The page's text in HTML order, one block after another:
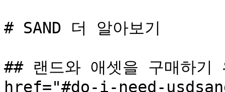
# SAND 더 알아보기
## 랜드와 애셋을 구매하기
href="#do-i-need-